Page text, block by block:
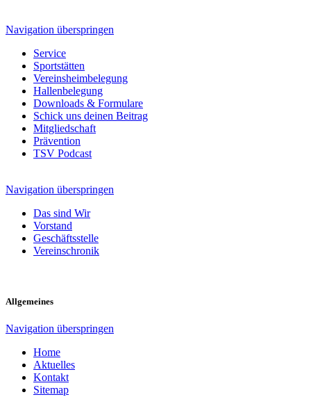
Navigation überspringen
Service
Sportstätten
Vereinsheimbelegung
Hallenbelegung
Downloads & Formulare
Schick uns deinen Beitrag
Mitgliedschaft
Prävention
TSV Podcast
Navigation überspringen
Das sind Wir
Vorstand
Geschäftsstelle
Vereinschronik
Allgemeines
Navigation überspringen
Home
Aktuelles
Kontakt
Sitemap